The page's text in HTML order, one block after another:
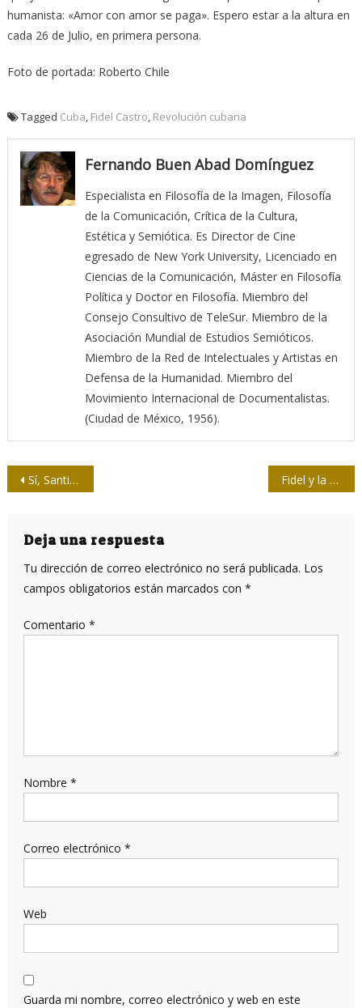
humanista: «Amor con amor se paga». Espero estar a la altura en
cada 26 de Julio, en primera persona.
Foto de portada: Roberto Chile
Tagged Cuba Fidel Castro Revolución cubana
Fernando Buen Abad Domínguez
Especialista en Filosofía de la Imagen, Filosofía
de la Comunicación, Crítica de la Cultura,
Estética y Semiótica. Es Director de Cine
egresado de New York University, Licenciado en
Ciencias de la Comunicación, Máster en Filosofía
Política y Doctor en Filosofía. Miembro del
Consejo Consultivo de TeleSur. Miembro de la
Asociación Mundial de Estudios Semióticos.
Miembro de la Red de Intelectuales y Artistas en
Defensa de la Humanidad. Miembro del
Movimiento Internacional de Documentalistas.
(Ciudad de México, 1956).
Navegación
entradas
Sí, Santiago existe Fidel y la audacia de la Revolución
Deja una respuesta
Tu dirección de correo electrónico no será publicada. Los
campos obligatorios están marcados con *
Comentario *
Nombre *
Correo electrónico *
Web
Guarda mi nombre, correo electrónico y web en este